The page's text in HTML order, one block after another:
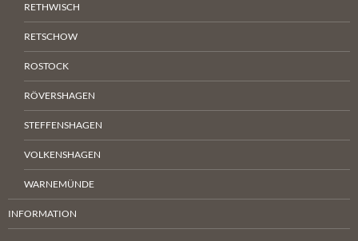
RETHWISCH
RETSCHOW
ROSTOCK
RÖVERSHAGEN
STEFFENSHAGEN
VOLKENSHAGEN
WARNEMÜNDE
INFORMATION